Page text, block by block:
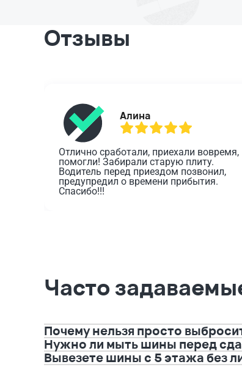
Отзывы
Алина
Отлично сработали, приехали вовремя,
помогли! Забирали старую плиту.
Водитель перед приездом позвонил,
предупредил о времени прибытия.
Спасибо!!!
Часто
Почему нельзя просто
Нужно ли мыть шины перед
Вывезете шины с 5 этажа без